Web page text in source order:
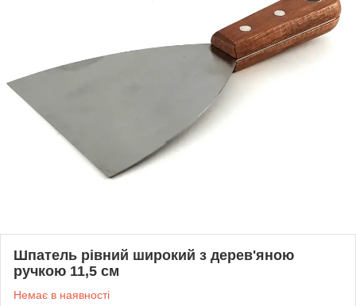
Шпатель рівний широкий з дерев'яною
ручкою 11,5 см
Немає в наявності